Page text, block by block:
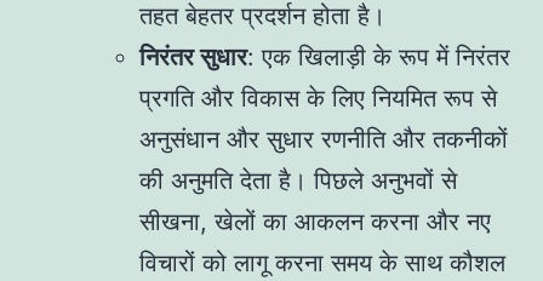
तहत बेहतर प्रदर्शन होता है।
निरंतर सुधार: एक खिलाड़ी के रूप में निरंतर
प्रगति और विकास के लिए नियमित रूप से
अनुसंधान और सुधार रणनीति और तकनीकों
की अनुमति देता है। पिछले अनुभवों से
सीखना, खेलों का आकलन करना और नए
विचारों को लागू करना समय के साथ कौशल